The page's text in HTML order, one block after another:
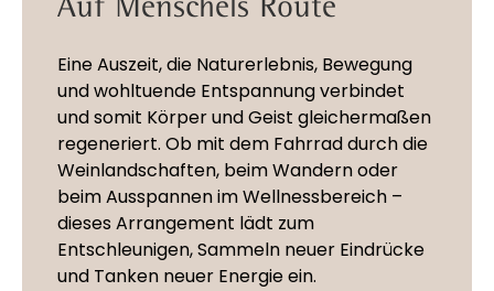
Eine Auszeit, die Naturerlebnis, Bewegung
und wohltuende Entspannung verbindet
und somit Körper und Geist gleichermaßen
regeneriert. Ob mit dem Fahrrad durch die
Weinlandschaften, beim Wandern oder
beim Ausspannen im Wellnessbereich –
dieses Arrangement lädt zum
Entschleunigen, Sammeln neuer Eindrücke
und Tanken neuer Energie ein.